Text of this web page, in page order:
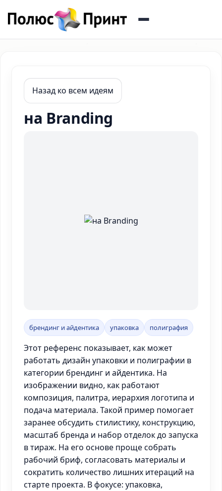
Назад ко всем идеям
на Branding
брендинг и айдентика упаковка полиграфия
Этот референс показывает, как может
работать дизайн упаковки и полиграфии в
категории брендинг и айдентика. На
изображении видно, как работают
композиция, палитра, иерархия логотипа и
подача материала. Такой пример помогает
заранее обсудить стилистику, конструкцию,
масштаб бренда и набор отделок до запуска
в тираж. На его основе проще собрать
рабочий бриф, согласовать материалы и
сократить количество лишних итераций на
старте проекта. В фокусе: упаковка,